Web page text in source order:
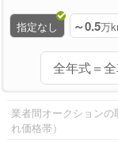
指定なし ～0.5万
業者間オークション
れ価格帯）